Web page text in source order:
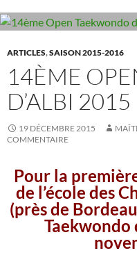
o
k
n
ARTICLES,SAISON 2015-2016
14ÈME
D’ALBI 2015
19 DÉCEMBRE 2015
COMMENTAIRE
Pour la
de l’école des
(près de
Taekwondo